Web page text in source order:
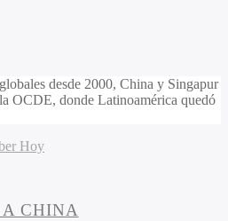
desde 2000, China y Singapur
OCDE, donde Latinoamérica quedó
Hoy
A CHINA